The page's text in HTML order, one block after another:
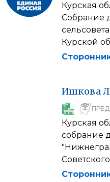
Курская
Собрание
Курской
Ишкова
Курская
собрание